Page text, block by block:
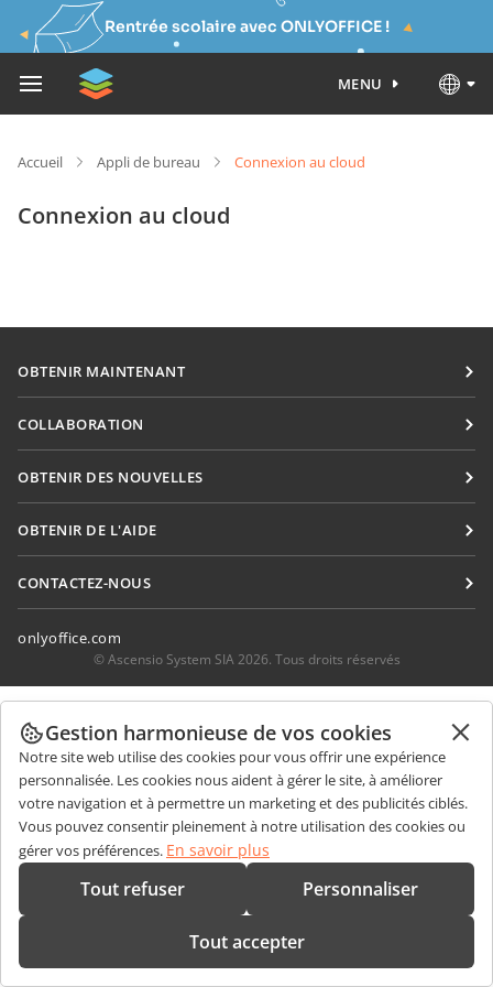
Rentrée scolaire avec ONLYOFFICE !
MENU
Accueil Appli de bureau Connexion au cloud
Connexion au cloud
OBTENIR MAINTENANT
Workspace
Applications de bureau
Applications mobiles
COLLABORATION
Pour les influenceurs
OBTENIR DES NOUVELLES
OBTENIR DE L'AIDE
Webinaires
Demande de démo
CONTACTEZ-NOUS
Demande de partenariat partners@onlyoffice.com
Demande de pressepress@onlyoffice.com
Demande d'appel
onlyoffice.com
© Ascensio System SIA 2026. Tous droits réservés
Gestion harmonieuse de vos cookies
Notre site web utilise des cookies pour vous offrir une expérience
personnalisée. Les cookies nous aident à gérer le site, à améliorer
votre navigation et à permettre un marketing et des publicités ciblés.
Vous pouvez consentir pleinement à notre utilisation des cookies ou
gérer vos préférences. En savoir plus
Tout refuser Personnaliser
Tout accepter